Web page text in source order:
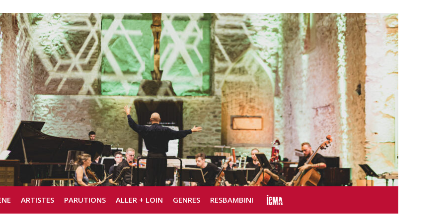
ARTISTES PARUTIONS ALLER + LOIN GENRES RESBAMBINI